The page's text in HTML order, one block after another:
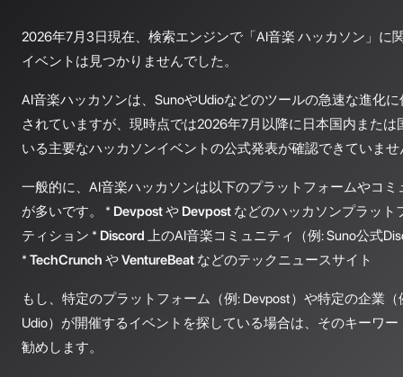
2026年7月3日現在、検索エンジンで「AI音楽 ハッカソン」に
イベントは見つかりませんでした。
AI音楽ハッカソンは、SunoやUdioなどのツールの急速な進化
されていますが、現時点では2026年7月以降に日本国内また
いる主要なハッカソンイベントの公式発表が確認できていませ
一般的に、AI音楽ハッカソンは以下のプラットフォームやコ
が多いです。 * Devpostや Devpost などのハッカソンプラット
ティション * Discord 上のAI音楽コミュニティ（例: Suno公式
* TechCrunch やVentureBeat などのテックニュースサイト
もし、特定のプラットフォーム（例: Devpost）や特定の企業（
Udio）が開催するイベントを探している場合は、そのキーワ
勧めします。